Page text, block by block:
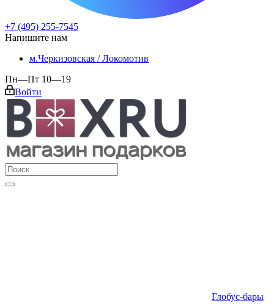
+7 (495) 255-7545
Напишите нам
м.Черкизовская / Локомотив
Пн—Пт 10—19
Войти
Глобус-бары